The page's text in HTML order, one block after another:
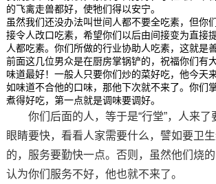
的飞禽走兽都好，使牠们得以安宁。
虽然我们还没办法叫世间人都不要全吃素，但你
接令人改口吃素，希望你们以后由间接变为直接
人都吃素。你们所做的行业协助人吃素，这就是善
前面这几位男众是在厨房掌锅铲的，祝福你们有
味道最好！一般人只要你们炒的菜好吃，他今天
如味道不合他的口味，那他下次就不来了。你们
煮得好吃，第一点就是调味要调好。
你们后面的人，等于是“行堂”，人来了
眼睛要快，看看人家需要什么，譬如要卫
的，服务要勤快一点。否则，虽然他们烧
认为你们服务不好，他也就不来了。